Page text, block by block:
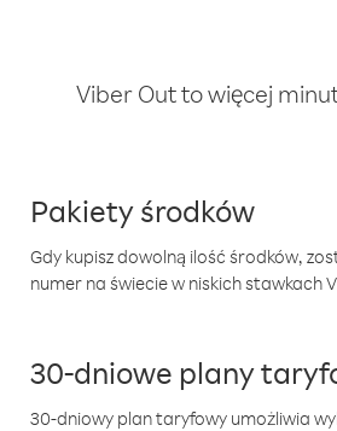
Viber Out to więcej
Pakiety środków
Gdy kupisz dowolną ilość środków,
numer na świecie w niskich stawkach
30-dniowe plany
30-dniowy plan taryfowy umożliwia